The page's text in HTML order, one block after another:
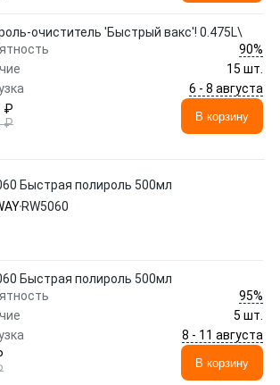
очиститель 'Быстрый вакс'! 0.475L\
90%
15 шт.
6 - 8 августа
₽
₽
В корзину
Быстрая полироль 500мл
RW5060
Быстрая полироль 500мл
95%
5 шт.
8 - 11 августа
В корзину